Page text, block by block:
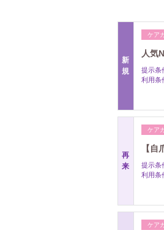
新
規
ケア
人気
提示条
利用条
再
来
ケア
【
提示条
利用条
ケア